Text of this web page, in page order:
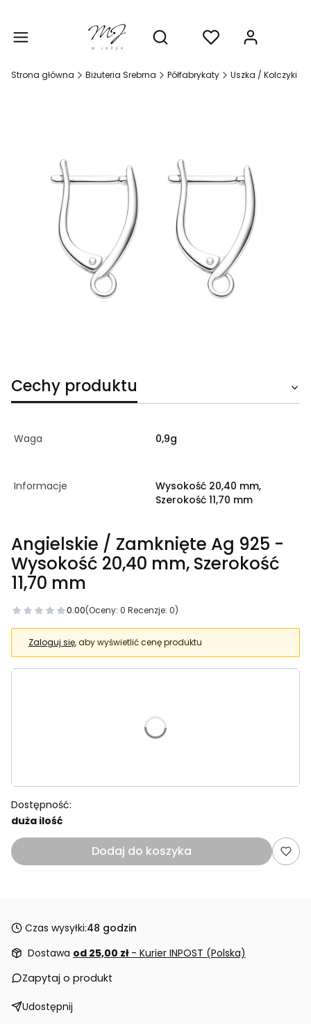
Otwórz wyszukiwarkę
Strona główna Biżuteria Srebrna Półfabrykaty Uszka / Kolczyki
Cechy produktu
Waga 0,9g
Informacje
Wysokość 20,40 mm,
Szerokość 11,70 mm
Angielskie / Zamknięte Ag 925 -
Wysokość 20,40 mm, Szerokość
11,70 mm
0.00(Oceny: 0 Recenzje: 0)
Zaloguj się, aby wyświetlić cenę produktu
Dostępność:
duża ilość
Dodaj do koszyka
Czas wysyłki:48 godzin
Dostawa od 25,00 zł - Kurier INPOST (Polska)
Zapytaj o produkt
Udostępnij